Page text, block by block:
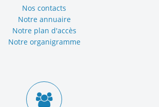
Nos contacts
Notre annuaire
Notre plan d'accès
Notre organigramme